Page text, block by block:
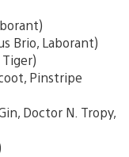
Brio, Laborant)
Pinstripe
Doctor N. Tropy,